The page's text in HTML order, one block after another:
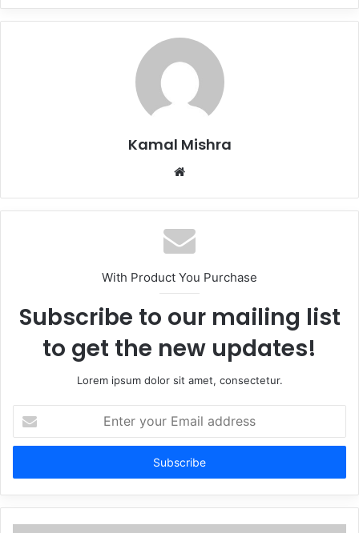
Kamal Mishra
Website
With Product You Purchase
Subscribe to our mailing list
to get the new updates!
Lorem ipsum dolor sit amet, consectetur.
your
Email